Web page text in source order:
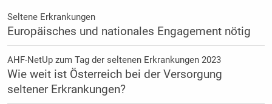
Seltene Erkrankungen
Europäisches und nationales Engagement nötig
AHF-NetUp zum Tag der seltenen Erkrankungen 2023
Wie weit ist Österreich bei der Versorgung
seltener Erkrankungen?